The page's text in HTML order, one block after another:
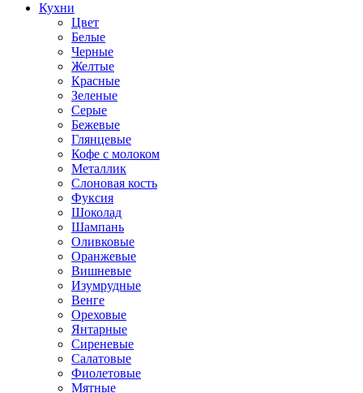
Кухни
Цвет
Белые
Черные
Желтые
Красные
Зеленые
Серые
Бежевые
Глянцевые
Кофе с молоком
Металлик
Слоновая кость
Фуксия
Шоколад
Шампань
Оливковые
Оранжевые
Вишневые
Изумрудные
Венге
Ореховые
Янтарные
Сиреневые
Салатовые
Фиолетовые
Мятные